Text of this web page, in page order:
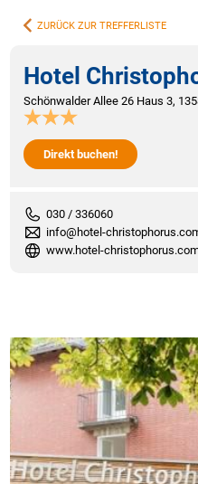
ZURÜCK ZUR TREFFERLISTE
Hotel
Schönwalder Allee 26 Haus 3,
Direkt buchen!
030 / 336060
info@hotel-
www.hotel-